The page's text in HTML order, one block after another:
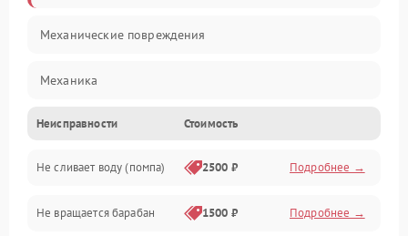
Механические повреждения
Механика
Электропитание
Водоснабжение
Слив
Неисправности Стоимость
Не сливает воду (помпа) 2500 ₽ Подробнее →
Не вращается барабан 1500 ₽ Подробнее →